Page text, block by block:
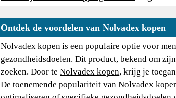
Ontdek de voordelen van Nolvadex kopen
Nolvadex kopen is een populaire optie voor
gezondheidsdoelen. Dit product, bekend om
zoeken. Door te Nolvadex kopen, krijg je
De toenemende populariteit van Nolvadex